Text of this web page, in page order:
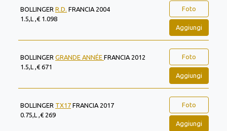
BOLLINGER R.D. FRANCIA 2004
1.5,L ,€ 1.098
Foto
Aggiungi
BOLLINGER GRANDE ANNÉE FRANCIA 2012
1.5,L ,€ 671
Foto
Aggiungi
BOLLINGER TX17 FRANCIA 2017
0.75,L ,€ 269
Foto
Aggiungi